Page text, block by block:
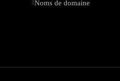
Noms de domaine